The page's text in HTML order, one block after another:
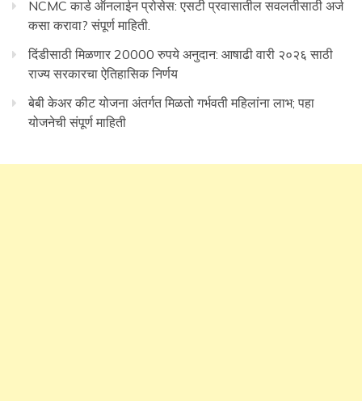
NCMC कार्ड ऑनलाईन प्रोसेस: एसटी प्रवासातील सवलतीसाठी अर्ज
कसा करावा? संपूर्ण माहिती.
दिंडीसाठी मिळणार 20000 रुपये अनुदान: आषाढी वारी २०२६ साठी
राज्य सरकारचा ऐतिहासिक निर्णय
बेबी केअर कीट योजना अंतर्गत मिळतो गर्भवती महिलांना लाभ; पहा
योजनेची संपूर्ण माहिती